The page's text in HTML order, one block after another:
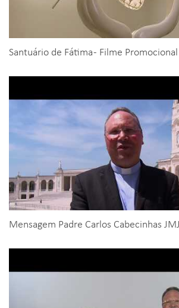
Santuário de Fátima - Filme Promocional
Mensagem Padre Carlos Cabecinhas